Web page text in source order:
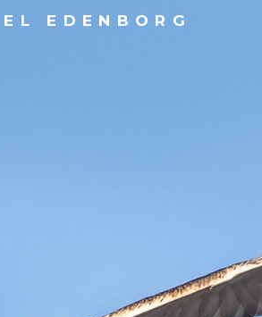
EDENBORG